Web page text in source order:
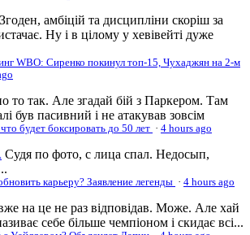
Згоден, амбіцій та дисципліни скоріш за
Ну і в цілому у хевівейті дуже
WBO: Сиренко покинул топ-15, Чухаджян на 2-м
то так. Але згадай бій з Паркером. Там
був пасивний і не атакував зовсім
будет боксировать до 50 лет · 4 hours ago
Судя по фото, с лица спал. Недосып,
карьеру? Заявление легенды · 4 hours ago
на це не раз відповідав. Може. Але хай
себе більше чемпіоном і скидає всі...